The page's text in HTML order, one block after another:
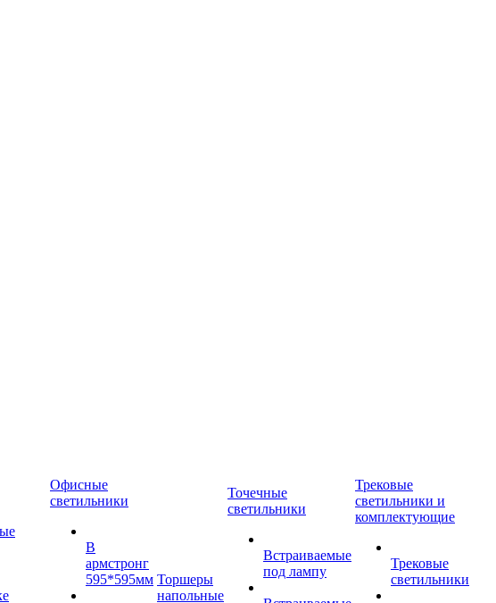
Офисные
светильники
В
армстронг
595*595мм Торшеры
напольные
Точечные
светильники
Встраиваемые
под лампу
Трековые
светильники и
комплектующие
Трековые
светильники